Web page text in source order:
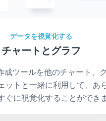
データを視覚化する
チャートとグラフ
成ツールを他のチャート、グ
ットと一緒に利用して、あ
ぐに視覚化することができま